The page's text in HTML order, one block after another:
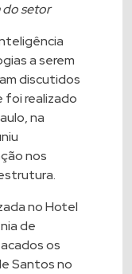
do setor
a serem
discutidos
foi realizado
na
nos
no Hotel
de
os
Santos no